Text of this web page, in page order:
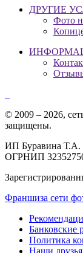
ДРУГИЕ
Фото
© 2009 – 2026,
защищены.
ИП Буравина Т.А.
ОГРНИП
Франшиза сети
Банковские
Политика